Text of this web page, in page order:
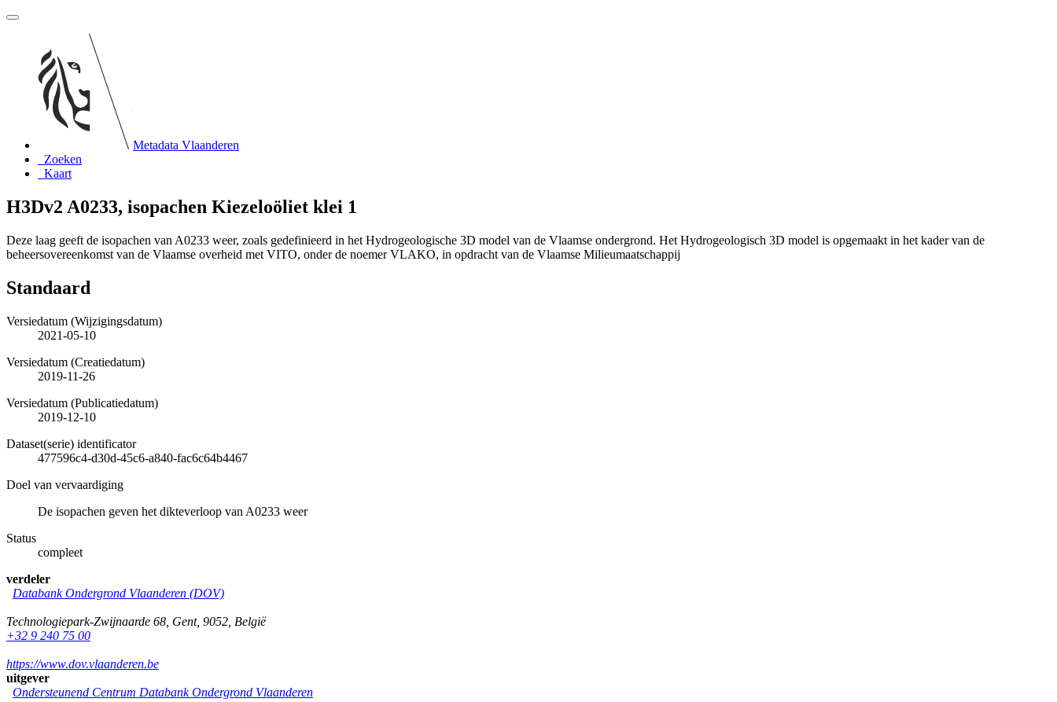
Metadata Vlaanderen
Zoeken
Kaart
H3Dv2 A0233, isopachen Kiezeloöliet klei 1
Deze laag geeft de isopachen van A0233 weer, zoals gedefinieerd in het Hydrogeologische 3D model van de Vlaamse ondergrond. Het Hydrogeologisch 3D model is opgemaakt in het kader van de
beheersovereenkomst van de Vlaamse overheid met VITO, onder de noemer VLAKO, in opdracht van de Vlaamse Milieumaatschappij
Standaard
Versiedatum (Wijzigingsdatum)
2021-05-10
Versiedatum (Creatiedatum)
2019-11-26
Versiedatum (Publicatiedatum)
2019-12-10
Dataset(serie) identificator
477596c4-d30d-45c6-a840-fac6c64b4467
Doel van vervaardiging
De isopachen geven het dikteverloop van A0233 weer
Status
compleet
verdeler
Databank Ondergrond Vlaanderen (DOV)
Technologiepark-Zwijnaarde 68 Gent, 9052 België
+32 9 240 75 00
https://www.dov.vlaanderen.be
uitgever
Ondersteunend Centrum Databank Ondergrond Vlaanderen